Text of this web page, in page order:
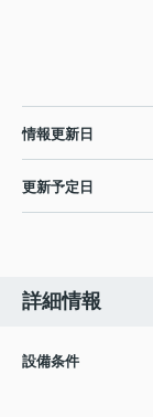
情報更新日
更新予定日
詳細情報
設備条件